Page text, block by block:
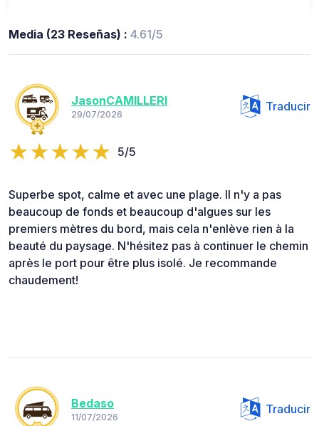
Media (23 Reseñas) : 4.61/5
JasonCAMILLERI
29/07/2026
Traducir
5/5
Superbe spot, calme et avec une plage. Il n'y a pas
beaucoup de fonds et beaucoup d'algues sur les
premiers mètres du bord, mais cela n'enlève rien à la
beauté du paysage. N'hésitez pas à continuer le chemin
après le port pour être plus isolé. Je recommande
chaudement!
Bedaso
11/07/2026
Traducir